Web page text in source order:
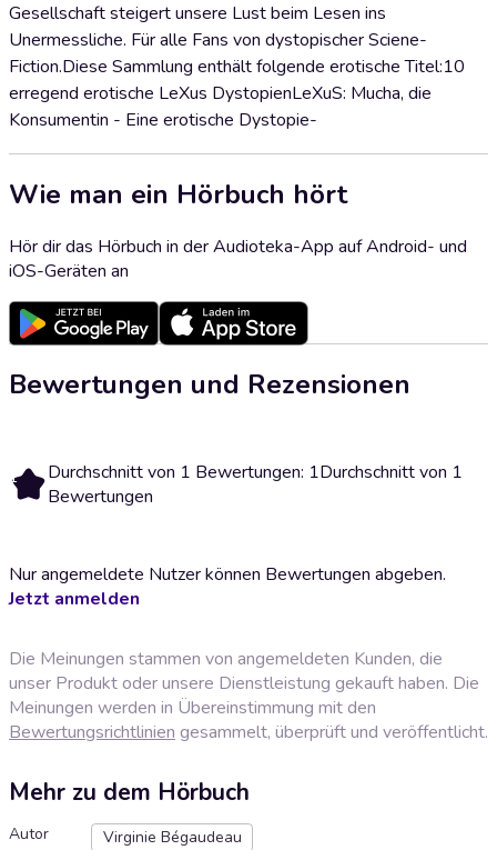
Gesellschaft steigert unsere Lust beim Lesen ins
Unermessliche. Für alle Fans von dystopischer Sciene-
Fiction.Diese Sammlung enthält folgende erotische Titel:10
erregend erotische LeXus DystopienLeXuS: Mucha, die
Konsumentin - Eine erotische Dystopie-
Wie man ein Hörbuch hört
Hör dir das Hörbuch in der Audioteka-App auf Android- und
iOS-Geräten an
Bewertungen und Rezensionen
1 Durchschnitt von 1 Bewertungen: 1Durchschnitt von 1
Bewertungen
Nur angemeldete Nutzer können Bewertungen abgeben.
Jetzt anmelden
Die Meinungen stammen von angemeldeten Kunden, die
unser Produkt oder unsere Dienstleistung gekauft haben. Die
Meinungen werden in Übereinstimmung mit den
Bewertungsrichtlinien gesammelt, überprüft und veröffentlicht.
Mehr zu dem Hörbuch
Autor
Virginie Bégaudeau